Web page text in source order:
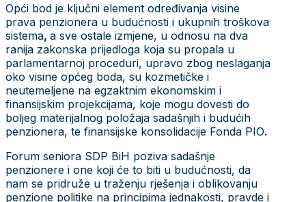
Opći bod je ključni element određivanja visine
prava penzionera u budućnosti i ukupnih troškova
sistema, a sve ostale izmjene, u odnosu na dva
ranija zakonska prijedloga koja su propala u
parlamentarnoj proceduri, upravo zbog neslaganja
oko visine općeg boda, su kozmetičke i
neutemeljene na egzaktnim ekonomskim i
finansijskim projekcijama, koje mogu dovesti do
boljeg materijalnog položaja sadašnjih i budućih
penzionera, te finansijske konsolidacije Fonda PIO.
Forum seniora SDP BiH poziva sadašnje
penzionere i one koji će to biti u budućnosti, da
nam se pridruže u traženju rješenja i oblikovanju
penzione politike na principima jednakosti, pravde i